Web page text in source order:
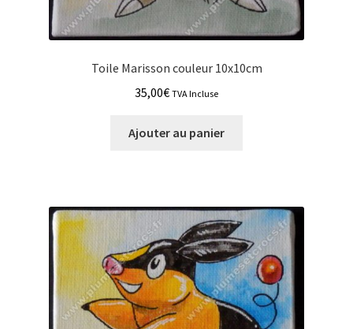
Toile Marisson couleur 10x10cm
35,00€ TVA Incluse
Ajouter au panier